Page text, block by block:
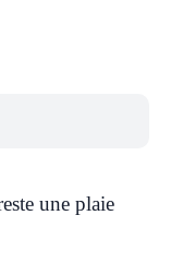
une plaie